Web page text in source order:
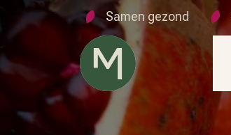
Samen gezond